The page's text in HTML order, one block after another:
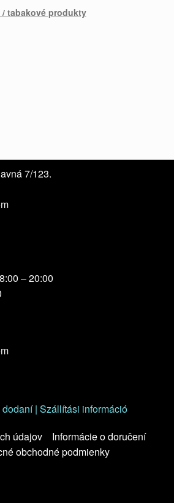
tabakové produkty
7/123.
– 20:00
dodaní | Szállítási információ
údajov
Informácie o doručení
obchodné podmienky